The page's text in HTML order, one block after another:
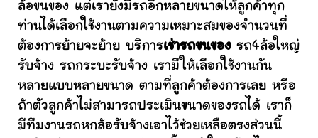
ล้อขนของ แต่เรายังมีรถอีกหลายขนาดให้ลูกค้าทุก
ท่านได้เลือกใช้งานตามความเหมาะสมของจำนวนที่
ต้องการย้ายจะย้าย บริการเช่ารถขนของรถ4ล้อใหญ่
รับจ้าง รถกระบะรับจ้าง เรามีให้เลือกใช้งานกัน
หลายแบบหลายขนาด ตามที่ลูกค้าต้องการเลย หรือ
ถ้าตัวลูกค้าไม่สามารถประเมินขนาดของรถได้ เราก็
มีทีมงานรถหกล้อรับจ้างเอาไว้ช่วยเหลือตรงส่วนนี้